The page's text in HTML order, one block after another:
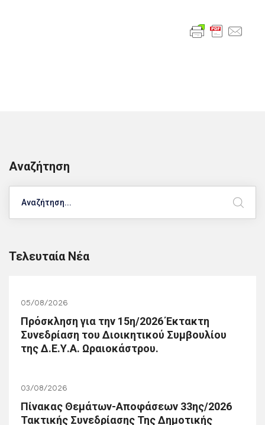
Αναζήτηση
Τελευταία Νέα
05/08/2026
Πρόσκληση για την 15η/2026 Έκτακτη
Συνεδρίαση του Διοικητικού Συμβουλίου
της Δ.Ε.Υ.Α. Ωραιοκάστρου.
03/08/2026
Πίνακας Θεμάτων-Αποφάσεων 33ης/2026
Τακτικής Συνεδρίασης Της Δημοτικής